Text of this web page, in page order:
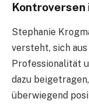
Kontroversen
Stephanie
versteht, sich
Professionalität
dazu
überwiegend